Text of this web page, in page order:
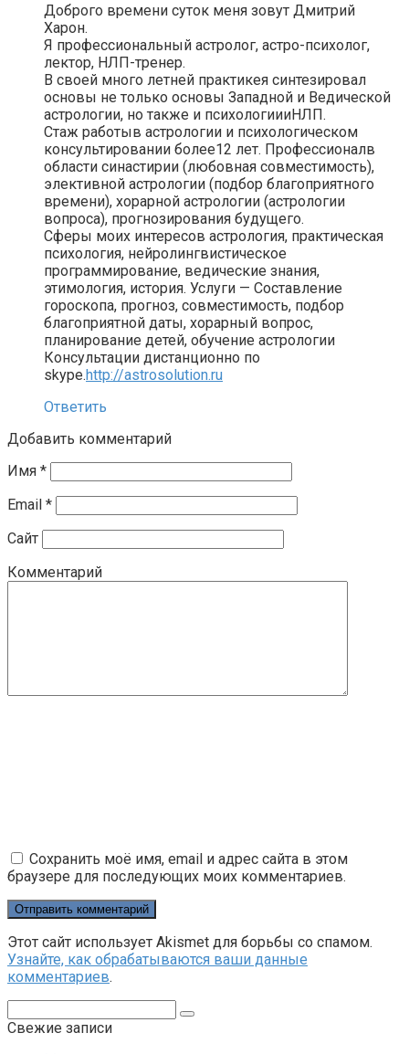
Доброго времени суток меня зовут Дмитрий
Харон.
Я профессиональный астролог, астро-психолог,
лектор, НЛП-тренер.
В своей много летней практикея синтезировал
основы не только основы Западной и Ведической
астрологии, но также и психологиииНЛП.
Стаж работыв астрологии и психологическом
консультировании более12 лет. Профессионалв
области синастирии (любовная совместимость),
элективной астрологии (подбор благоприятного
времени), хорарной астрологии (астрологии
вопроса), прогнозирования будущего.
Сферы моих интересов астрология, практическая
психология, нейролингвистическое
программирование, ведические знания,
этимология, история. Услуги — Составление
гороскопа, прогноз, совместимость, подбор
благоприятной даты, хорарный вопрос,
планирование детей, обучение астрологии
Консультации дистанционно по
skype.http://astrosolution.ru
Ответить
Добавить комментарий
Имя *
Email *
Сайт
Комментарий
Сохранить моё имя, email и адрес сайта в этом
браузере для последующих моих комментариев.
Этот сайт использует Akismet для борьбы со спамом.
Узнайте, как обрабатываются ваши данные
комментариев.
Свежие записи